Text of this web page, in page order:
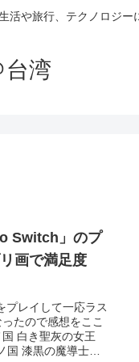
活や旅行、テクノロジー
湾
Switch」のプ
画で満足度
プレイして一応ラス
たので感想をここ
白き聖灰の女王
漆黒の魔導士」